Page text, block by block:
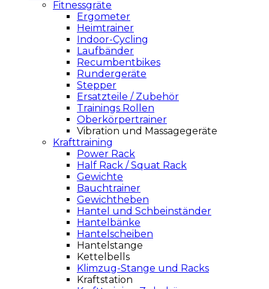
Fitnessgräte
Ergometer
Heimtrainer
Indoor-Cycling
Laufbänder
Recumbentbikes
Rundergeräte
Stepper
Ersatzteile / Zubehör
Trainings Rollen
Oberkörpertrainer
Vibration und Massagegeräte
Krafttraining
Power Rack
Half Rack / Squat Rack
Gewichte
Bauchtrainer
Gewichtheben
Hantel und Schbeinständer
Hantelbänke
Hantelscheiben
Hantelstange
Kettelbells
Klimzug-Stange und Racks
Kraftstation